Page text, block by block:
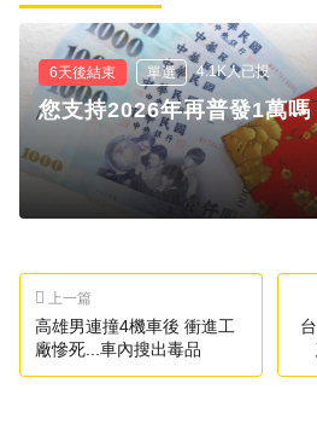
6天後結束 單選 4.1K人已投
您支持2026年再普發1萬嗎
上一篇
高雄男連撞4機車後 衝進工
廠慘死...車內搜出毒品